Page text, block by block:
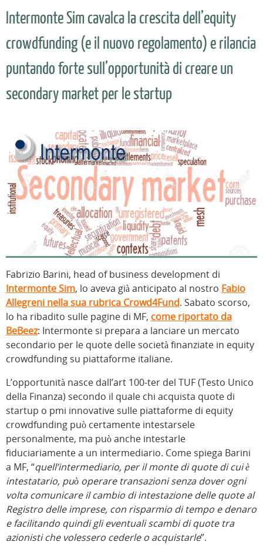
Intermonte Sim cavalca la crescita dell’equity
crowdfunding (e il nuovo regolamento) e rilancia
puntando forte sull’opportunità di creare un
secondary market per le startup
Fabrizio Barini, head of business development di
Intermonte Sim, lo aveva già anticipato al nostro Fabio
Allegreni nella sua rubrica Crowd4Fund. Sabato scorso,
lo ha ribadito sulle pagine di MF, come riportato da
BeBeez: Intermonte si prepara a lanciare un mercato
secondario per le quote delle società finanziate in equity
crowdfunding su piattaforme italiane.
L’opportunità nasce dall’art 100-ter del TUF (Testo Unico
della Finanza) secondo il quale chi acquista quote di
startup o pmi innovative sulle piattaforme di equity
crowdfunding può certamente intestarsele
personalmente, ma può anche intestarle
fiduciariamente a un intermediario. Come spiega Barini
a MF, “quell’intermediario, per il monte di quote di cui è
intestatario, può operare transazioni senza dover ogni
volta comunicare il cambio di intestazione delle quote al
Registro delle imprese, con risparmio di tempo e denaro
e facilitando quindi gli eventuali scambi di quote tra
azionisti che volessero cederle o acquistarle”.